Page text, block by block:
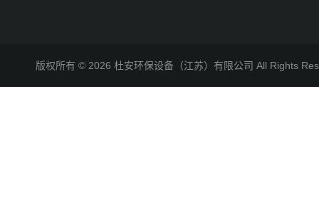
版权所有 © 2026 杜安环保设备（江苏）有限公司 All Rights